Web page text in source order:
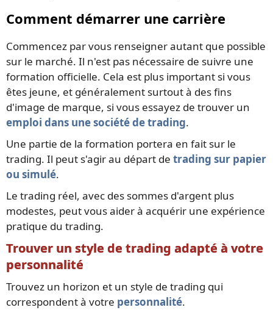
Comment démarrer une carrière
Commencez par vous renseigner autant que possible
sur le marché. Il n'est pas nécessaire de suivre une
formation officielle. Cela est plus important si vous
êtes jeune, et généralement surtout à des fins
d'image de marque, si vous essayez de trouver un
emploi dans une société de trading.
Une partie de la formation portera en fait sur le
trading. Il peut s'agir au départ de trading sur papier
ou simulé.
Le trading réel, avec des sommes d'argent plus
modestes, peut vous aider à acquérir une expérience
pratique du trading.
Trouver un style de trading adapté à votre
personnalité
Trouvez un horizon et un style de trading qui
correspondent à votre personnalité.